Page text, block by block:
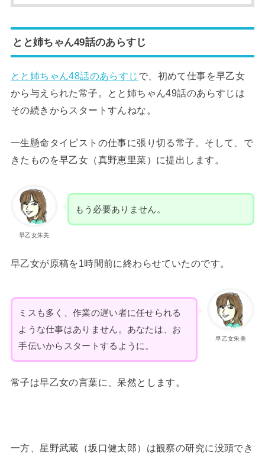
とと姉ちゃん49話のあらすじ
とと姉ちゃん48話のあらすじ で、初めて仕事を早乙女
から与えられた常子。とと姉ちゃん49話のあらすじは
その続きからスタートすんねな。
一生懸命タイピストの仕事に張り切る常子。そして、で
きたものを早乙女（真野恵里菜）に提出します。
早乙女朱美
もう必要ありません。
早乙女が原稿を1時間前に終わらせていたのです。
早乙女朱美
ミスも多く、作業の遅い者に任せられる
ような仕事はありません。あなたは、お
手伝いからスタートするように。
常子は早乙女の言葉に、呆然とします。
一方、星野武蔵（坂口健太郎）は観察の研究に没頭でき